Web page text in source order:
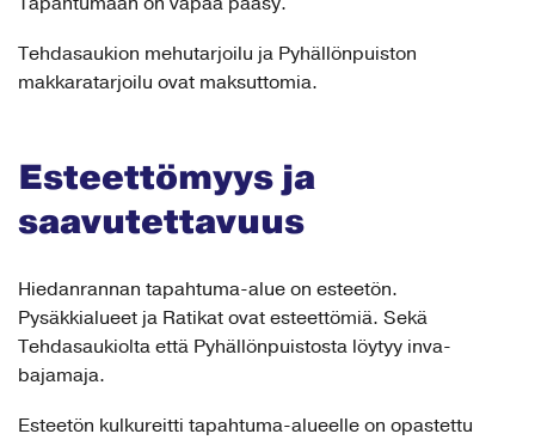
Tehdasaukion mehutarjoilu ja Pyhällönpuiston
makkaratarjoilu ovat maksuttomia.
Esteettömyys ja
saavutettavuus
Hiedanrannan tapahtuma-alue on esteetön.
Pysäkkialueet ja Ratikat ovat esteettömiä. Sekä
Tehdasaukiolta että Pyhällönpuistosta löytyy inva-
bajamaja.
Esteetön kulkureitti tapahtuma-alueelle on opastettu